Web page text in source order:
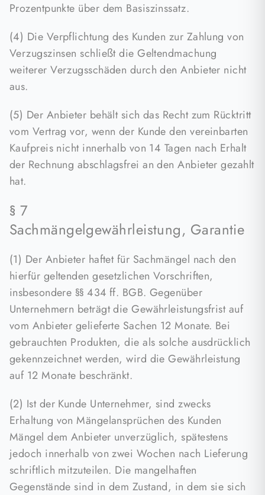
Prozentpunkte über dem Basiszinssatz.
(4) Die Verpflichtung des Kunden zur Zahlung von
Verzugszinsen schließt die Geltendmachung
weiterer Verzugsschäden durch den Anbieter nicht
aus.
(5) Der Anbieter behält sich das Recht zum Rücktritt
vom Vertrag vor, wenn der Kunde den vereinbarten
Kaufpreis nicht innerhalb von 14 Tagen nach Erhalt
der Rechnung abschlagsfrei an den Anbieter gezahlt
hat.
§ 7
Sachmängelgewährleistung, Garantie
(1) Der Anbieter haftet für Sachmängel nach den
hierfür geltenden gesetzlichen Vorschriften,
insbesondere §§ 434 ff. BGB. Gegenüber
Unternehmern beträgt die Gewährleistungsfrist auf
vom Anbieter gelieferte Sachen 12 Monate. Bei
gebrauchten Produkten, die als solche ausdrücklich
gekennzeichnet werden, wird die Gewährleistung
auf 12 Monate beschränkt.
(2) Ist der Kunde Unternehmer, sind zwecks
Erhaltung von Mängelansprüchen des Kunden
Mängel dem Anbieter unverzüglich, spätestens
jedoch innerhalb von zwei Wochen nach Lieferung
schriftlich mitzuteilen. Die mangelhaften
Gegenstände sind in dem Zustand, in dem sie sich